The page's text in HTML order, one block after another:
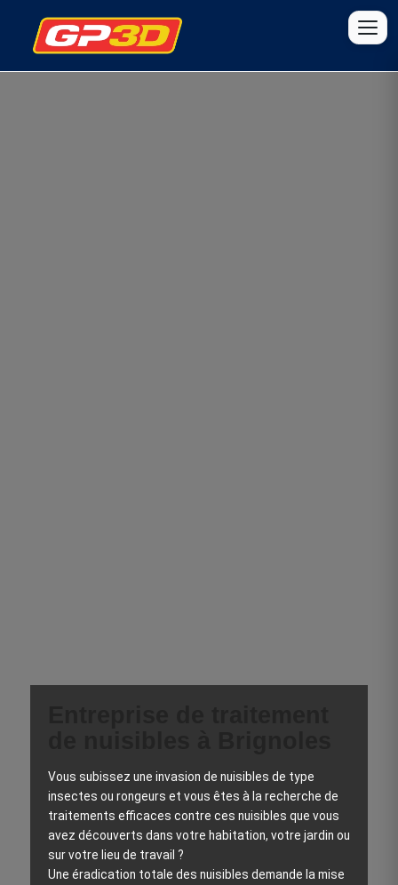
Vous subissez une invasion de nuisibles de type
insectes ou rongeurs et vous êtes à la recherche de
traitements efficaces contre ces nuisibles que vous
avez découverts dans votre habitation, votre jardin ou
sur votre lieu de travail ?
Une éradication totale des nuisibles demande la mise